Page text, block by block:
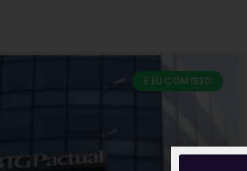
E EU COM ISSO